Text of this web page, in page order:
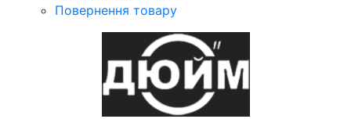
Повернення товару